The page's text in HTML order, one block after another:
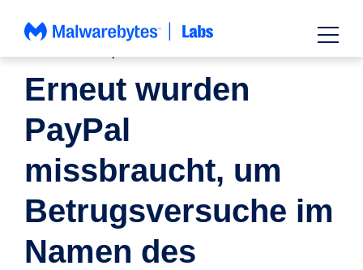
Inhalt
Erneut wurden
PayPal
missbraucht, um
Betrugsversuche im
Namen des